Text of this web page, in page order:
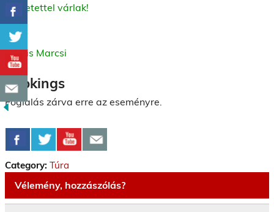
Szeretettel várlak!
Kocsis Marcsi
Bookings
Foglalás zárva erre az eseményre.
Category: Túra
Vélemény, hozzászólás?